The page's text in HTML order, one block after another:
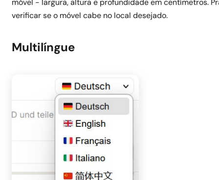
móvel - largura, altura e profundidade em centímetros.
verificar se o móvel cabe no local desejado.
Multilíngue